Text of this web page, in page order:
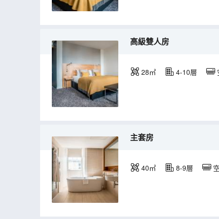
高級雙人房
28㎡ 4-10層
主套房
40㎡ 8-9層